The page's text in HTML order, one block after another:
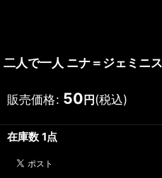
二人で一人 ニナ＝ジェミニ
販売価格: 50 円 (税込)
在庫数 1点